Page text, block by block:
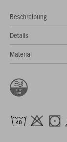
Beschreibung
Details
Material